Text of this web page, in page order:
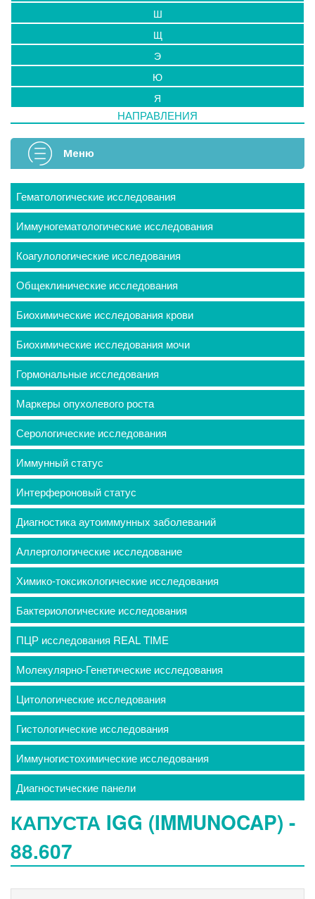
Ш
Щ
Э
Ю
Я
НАПРАВЛЕНИЯ
Меню
Гематологические исследования
Иммуногематологические исследования
Коагулологические исследования
Общеклинические исследования
Биохимические исследования крови
Биохимические исследования мочи
Гормональные исследования
Маркеры опухолевого роста
Серологические исследования
Иммунный статус
Интерфероновый статус
Диагностика аутоиммунных заболеваний
Аллергологические исследование
Химико-токсикологические исследования
Бактериологические исследования
ПЦР исследования REAL TIME
Молекулярно-Генетические исследования
Цитологические исследования
Гистологические исследования
Иммуногистохимические исследования
Диагностические панели
КАПУСТА IGG (IMMUNOCAP) -
88.607